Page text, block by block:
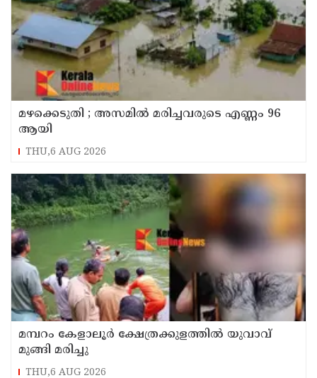
മഴക്കെടുതി ; അസമില്‍ മരിച്ചവരുടെ എണ്ണം 96
ആയി
THU,6 AUG 2026
മമ്പറം കേളാലൂർ ക്ഷേത്രക്കുളത്തിൽ യുവാവ്
മുങ്ങി മരിച്ചു
THU,6 AUG 2026